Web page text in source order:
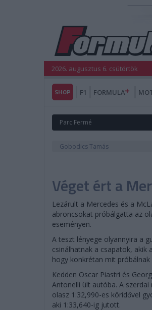
2026. augusztus 6. csütörtök
SHOP F1 FORMULA
Parc Fermé
Gobodics Tamás
Véget ért a
Lezárult a Mercedes és a
abroncsokat próbálgatta az
eseményen.
A teszt lényege olyannyira a
csinálhatnak a csapatok,
hogy konkrétan mit
Kedden Oscar Piastri és
Antonelli ült autóba. A
olasz 1:32,990-es köridővel
aki 1:33,640-ig jutott.